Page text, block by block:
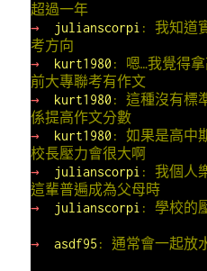
超過一年
→
julianscorpi : 我知道
考方向
→
kurt1980 : 嗯…我覺得
前大專聯考有作文
→
kurt1980 : 這種沒有標
係提高作文分數
→
kurt1980 : 如果是高中
校長壓力會很大啊
→
julianscorpi : 我個人
這輩普遍成為父母時
→
julianscorpi : 學校的
→
asdf95 : 通常會一起放